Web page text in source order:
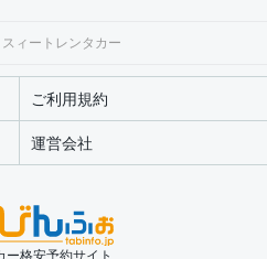
スィートレンタカー
ご利用規約
運営会社
ー格安予約サイト